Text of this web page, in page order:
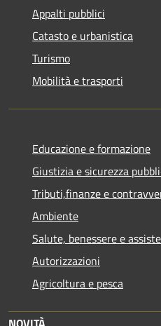
Appalti pubblici
Catasto e urbanistica
Turismo
Mobilità e trasporti
Educazione e formazione
Giustizia e sicurezza
Tributi,finanze e
Ambiente
Salute, benessere e
Autorizzazioni
Agricoltura e pesca